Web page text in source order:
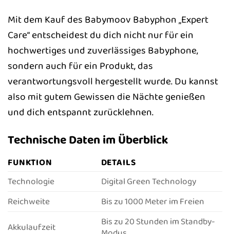
Mit dem Kauf des Babymoov Babyphon „Expert
Care“ entscheidest du dich nicht nur für ein
hochwertiges und zuverlässiges Babyphone,
sondern auch für ein Produkt, das
verantwortungsvoll hergestellt wurde. Du kannst
also mit gutem Gewissen die Nächte genießen
und dich entspannt zurücklehnen.
Technische Daten im Überblick
FUNKTION
DETAILS
Technologie
Digital Green Technology
Reichweite
Bis zu 1000 Meter im Freien
Akkulaufzeit
Bis zu 20 Stunden im Standby-